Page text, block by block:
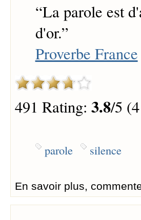
“La parole est
d'or.”
Proverbe France
491 Rating: 3.8/5
parole silence
En savoir plus,